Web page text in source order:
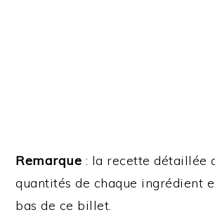
Remarque : la recette détaillée
quantités de chaque ingrédient
bas de ce billet.